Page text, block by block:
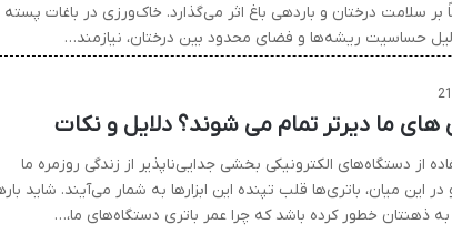
سلامت درختان و باردهی باغ اثر می‌گذارد. خاک‌ورزی در باغات پسته
حساسیت ریشه‌ها و فضای محدود بین درختان، نیازمند…
های ما دیرتر تمام می شوند؟ دلایل و نکات
از دستگاه‌های الکترونیکی بخشی جدایی‌ناپذیر از زندگی روزمره ما
این میان، باتری‌ها قلب تپنده این ابزارها به شمار می‌آیند. شاید
ذهنتان خطور کرده باشد که چرا عمر باتری دستگاه‌های ما،…